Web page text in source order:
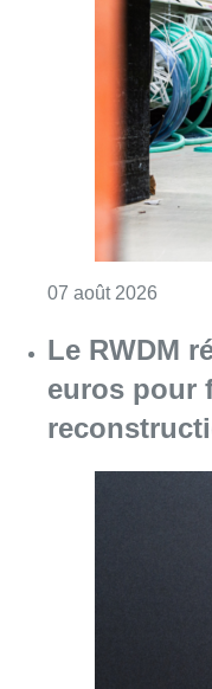
07 août 2026
Le RWDM
euros pour